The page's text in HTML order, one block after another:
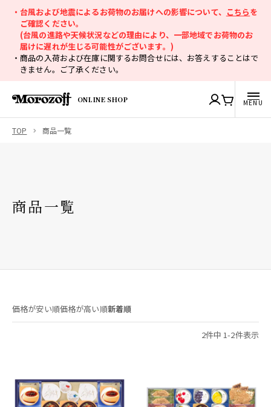
・台風および地震によるお荷物のお届けへの影響について、 こちらを
ご確認ください。
(台風の進路や天候状況などの理由により、一部地域でお荷物のお
届けに遅れが生じる可能性がございます。)
・商品の入荷および在庫に関するお問合せには、お答えすることはで
きません。ご了承ください。
ONLINE SHOP
TOP 商品一覧
商品一覧
価格が安い順価格が高い順新着順
2件中 1-2件表示